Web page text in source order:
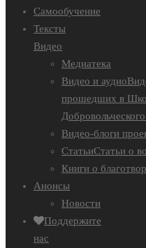
Самообучение
Тексты
Видео
Медиатека
Видео и аудио
прошедших в
Видео-блоги
СтатьиСтатьи о
Книги о
Анонсы
Новости
Поддержите
нас